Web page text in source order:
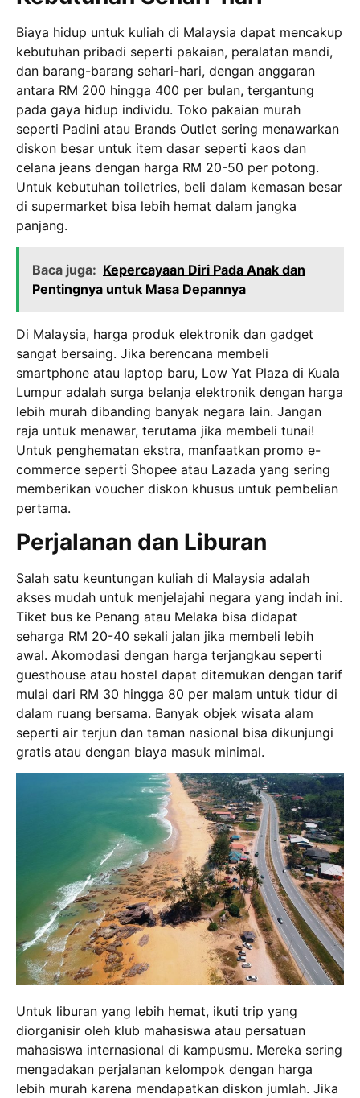
Biaya hidup untuk kuliah di Malaysia dapat mencakup
kebutuhan pribadi seperti pakaian, peralatan mandi,
dan barang-barang sehari-hari, dengan anggaran
antara RM 200 hingga 400 per bulan, tergantung
pada gaya hidup individu. Toko pakaian murah
seperti Padini atau Brands Outlet sering menawarkan
diskon besar untuk item dasar seperti kaos dan
celana jeans dengan harga RM 20-50 per potong.
Untuk kebutuhan toiletries, beli dalam kemasan besar
di supermarket bisa lebih hemat dalam jangka
panjang.
Baca juga: Kepercayaan Diri Pada Anak dan
Pentingnya untuk Masa Depannya
Di Malaysia, harga produk elektronik dan gadget
sangat bersaing. Jika berencana membeli
smartphone atau laptop baru, Low Yat Plaza di Kuala
Lumpur adalah surga belanja elektronik dengan harga
lebih murah dibanding banyak negara lain. Jangan
raja untuk menawar, terutama jika membeli tunai!
Untuk penghematan ekstra, manfaatkan promo e-
commerce seperti Shopee atau Lazada yang sering
memberikan voucher diskon khusus untuk pembelian
pertama.
Perjalanan dan Liburan
Salah satu keuntungan kuliah di Malaysia adalah
akses mudah untuk menjelajahi negara yang indah ini.
Tiket bus ke Penang atau Melaka bisa didapat
seharga RM 20-40 sekali jalan jika membeli lebih
awal. Akomodasi dengan harga terjangkau seperti
guesthouse atau hostel dapat ditemukan dengan tarif
mulai dari RM 30 hingga 80 per malam untuk tidur di
dalam ruang bersama. Banyak objek wisata alam
seperti air terjun dan taman nasional bisa dikunjungi
gratis atau dengan biaya masuk minimal.
Untuk liburan yang lebih hemat, ikuti trip yang
diorganisir oleh klub mahasiswa atau persatuan
mahasiswa internasional di kampusmu. Mereka sering
mengadakan perjalanan kelompok dengan harga
lebih murah karena mendapatkan diskon jumlah. Jika